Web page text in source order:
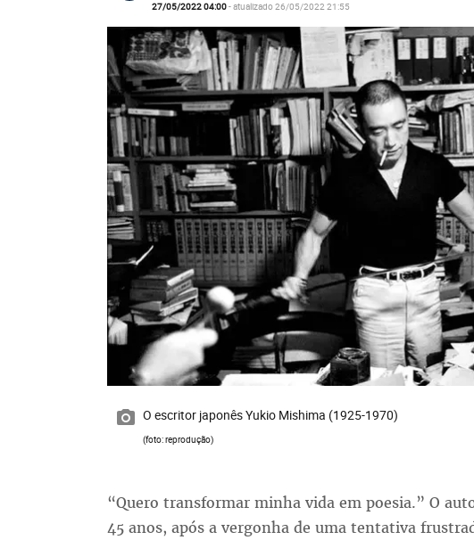
27/05/2022 04:00- atualizado 26/05/2022 21:55
O escritor japonês Yukio Mishima (1925-1970)
(foto: reprodução)
“Quero transformar minha vida em poesia.” O
45 anos, após a vergonha de uma tentativa